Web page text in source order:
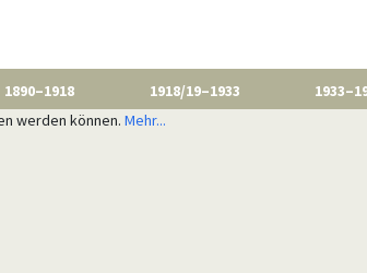
1890–1918 1918/19–1933
werden können. Mehr...